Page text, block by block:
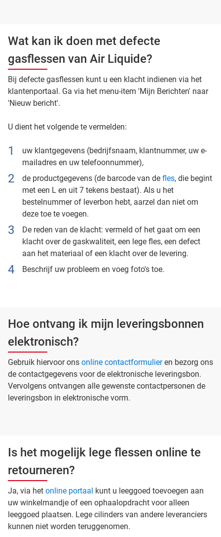
Wat kan ik doen met defecte
gasflessen van Air Liquide?
Bij defecte gasflessen kunt u een klacht indienen via het
klantenportaal. Ga via het menu-item 'Mijn Berichten' naar
'Nieuw bericht'.
U dient het volgende te vermelden:
uw klantgegevens (bedrijfsnaam, klantnummer, uw e-
mailadres en uw telefoonnummer),
de productgegevens (de barcode van de fles, die begint
met een L en uit 7 tekens bestaat). Als u het
bestelnummer of leverbon hebt, aarzel dan niet om
deze toe te voegen.
De reden van de klacht: vermeld of het gaat om een
klacht over de gaskwaliteit, een lege fles, een defect
aan het materiaal of een klacht over de levering.
Beschrijf uw probleem en voeg foto's toe.
Hoe ontvang ik mijn leveringsbonnen
elektronisch?
Gebruik hiervoor ons online contactformulieren bezorg ons
de contactgegevens voor de elektronische leveringsbon.
Vervolgens ontvangen alle gewenste contactpersonen de
leveringsbon in elektronische vorm.
Is het mogelijk lege flessen online te
retourneren?
Ja, via het online portaal kunt u leeggoed toevoegen aan
uw winkelmandje of een ophaalopdracht voor alleen
leeggoed plaatsen. Lege cilinders van andere leveranciers
kunnen niet worden teruggenomen.